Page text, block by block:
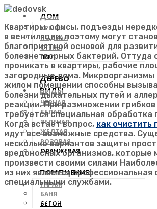
ДОМ
КРЫША
ПОДВАЛ
СТЕНЫ
ПОЛ
ДЕРЕВО
ВИДЫ
ЧЕРНАЯ
БЕЛАЯ
ЗЕЛЕНАЯ
ЖЕЛТАЯ
РОЗОВАЯ
ОРАНЖЕВАЯ
ПОМЕЩЕНИЕ
ГАРАЖ
БАНЯ
БЕТОН
Квартиры, офисы, подъезды
в вентиляции, поэтому могут
благоприятной основой для
болезнетворных бактерий. Оттуда
проникать в квартиры, рабочие
загородные дома. Микроорганизмы
жилом помещении способны
болезни дыхательных путей и
реакции. При размножении
требуется специальная обработка
Когда встает вопрос, как очистить
идут все возможные средства.
несколько вариантов защиты
вредоносных организмов, которые
произвести своими силами
из них является профессиональная
специальными службами.
Новые технологии в борьбе с